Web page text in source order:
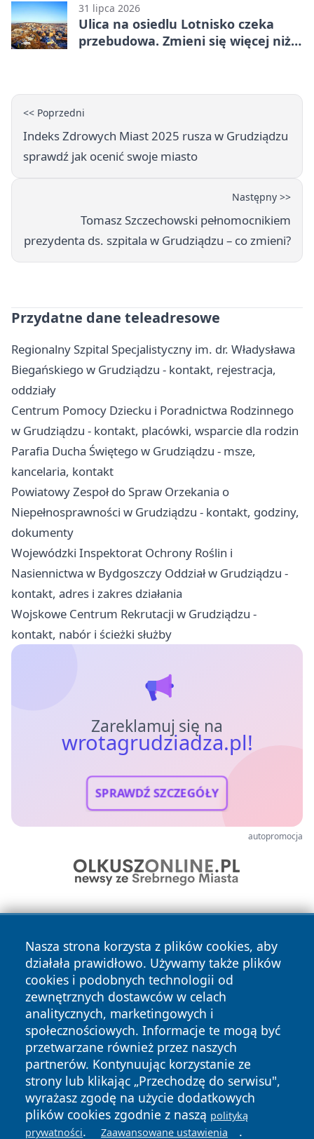
31 lipca 2026
Ulica na osiedlu Lotnisko czeka
przebudowa. Zmieni się więcej niż
<< Poprzedni
Indeks Zdrowych Miast 2025 rusza w Grudziądzu
sprawdź jak ocenić swoje miasto
Następny >>
Tomasz Szczechowski pełnomocnikiem
prezydenta ds. szpitala w Grudziądzu – co zmieni?
Przydatne dane teleadresowe
Regionalny Szpital Specjalistyczny im. dr. Władysława
Biegańskiego w Grudziądzu - kontakt, rejestracja,
oddziały
Centrum Pomocy Dziecku i Poradnictwa Rodzinnego
w Grudziądzu - kontakt, placówki, wsparcie dla rodzin
Parafia Ducha Świętego w Grudziądzu - msze,
kancelaria, kontakt
Powiatowy Zespoł do Spraw Orzekania o
Niepełnosprawności w Grudziądzu - kontakt, godziny,
dokumenty
Wojewódzki Inspektorat Ochrony Roślin i
Nasiennictwa w Bydgoszczy Oddział w Grudziądzu -
kontakt, adres i zakres działania
Wojskowe Centrum Rekrutacji w Grudziądzu -
kontakt, nabór i ścieżki służby
Zareklamuj się na
wrotagrudziadza.pl!
SPRAWDŹ SZCZEGÓŁY
autopromocja
Nasza strona korzysta z plików cookies, aby
działała prawidłowo. Używamy także plików
cookies i podobnych technologii od
zewnętrznych dostawców w celach
analitycznych, marketingowych i
społecznościowych. Informacje te mogą być
przetwarzane również przez naszych
partnerów. Kontynuując korzystanie ze
strony lub klikając „Przechodzę do serwisu",
wyrażasz zgodę na użycie dodatkowych
plików cookies zgodnie z naszą polityką
prywatności. Zaawansowane ustawienia .
Copyright © 2026 wrotagrudziadza.pl Wszystkie prawa
zastrzeżone.
News Autorzy
Polityka
Prywatności
Polityka
Cookies